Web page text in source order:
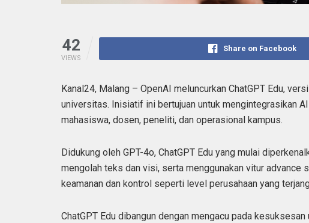
42
VIEWS
Share on Facebook
Kanal24, Malang – OpenAI meluncurkan ChatGPT Edu,
universitas. Inisiatif ini bertujuan untuk mengintegrasikan
mahasiswa, dosen, peneliti, dan operasional kampus.
Didukung oleh GPT-4o, ChatGPT Edu yang mulai
mengolah teks dan visi, serta menggunakan vitur advance
keamanan dan kontrol seperti level perusahaan yang
ChatGPT Edu dibangun dengan mengacu pada